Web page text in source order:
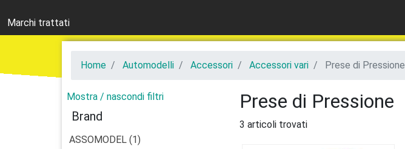
Marchi trattati
Home Automodelli Accessori Accessori vari Prese di Pressione
Mostra / nascondi filtri
Brand
ASSOMODEL (1)
Prese di Pressione
3 articoli trovati